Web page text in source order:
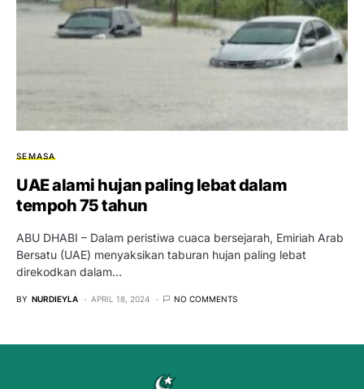
SEMASA
UAE alami hujan paling lebat dalam
tempoh 75 tahun
ABU DHABI – Dalam peristiwa cuaca bersejarah, Emiriah Arab
Bersatu (UAE) menyaksikan taburan hujan paling lebat
direkodkan dalam…
BY NURDIEYLA APRIL 18, 2024 NO COMMENTS